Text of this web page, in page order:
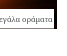
οράματα